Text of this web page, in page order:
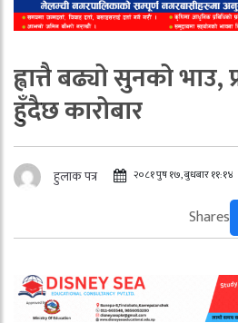
ह्वात्तै बढ्यो सुनको भाउ,
हुँदैछ कारोबार
हुलाक पत्र २०८१ पुष १७, बुधबार ११:१४
Shares